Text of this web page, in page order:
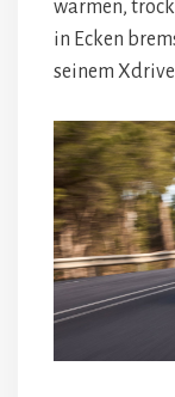
warmen,
in Ecken
seinem